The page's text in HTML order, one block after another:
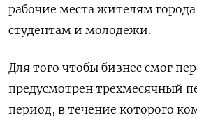
рабочие места жителям
студентам и молодежи.
Для того чтобы бизнес смог
предусмотрен трехмесячный
период, в течение которого